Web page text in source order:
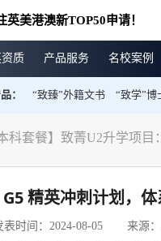
美港澳新TOP50申请！
质 产品服务 名校案例
： “致臻”外籍文书 “致学”博
本科套餐】致菁U2升学项
精英冲刺计划，
表时间：2024-08-05 来源